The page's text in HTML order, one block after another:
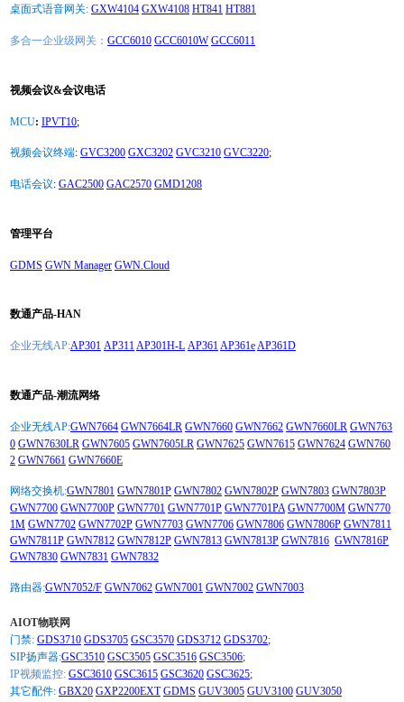
桌面式语音网关: GXW4104 GXW4108 HT841 HT881
多合一企业级网关： GCC6010 GCC6010W GCC6011
视频会议&会议电话
MCU: IPVT10;
视频会议终端: GVC3200 GXC3202 GVC3210 GVC3220;
电话会议: GAC2500 GAC2570 GMD1208
管理平台
GDMS GWN Manager GWN.Cloud
数通产品-HAN
企业无线AP:AP301 AP311AP301H-L AP361AP361eAP361D
数通产品-潮流网络
企业无线AP:GWN7664 GWN7664LR GWN7660 GWN7662 GWN7660LR GWN763
0 GWN7630LR GWN7605 GWN7605LR GWN7625 GWN7615 GWN7624 GWN760
2 GWN7661 GWN7660E
网络交换机:GWN7801 GWN7801P GWN7802 GWN7802P GWN7803 GWN7803P
GWN7700 GWN7700P GWN7701 GWN7701P GWN7701PA GWN7700M GWN770
1M GWN7702 GWN7702P GWN7703 GWN7706 GWN7806 GWN7806P GWN7811
GWN7811P GWN7812 GWN7812P GWN7813 GWN7813P GWN7816 GWN7816P
GWN7830 GWN7831 GWN7832
路由器:GWN7052/F GWN7062 GWN7001 GWN7002 GWN7003
AIOT物联网
门禁: GDS3710 GDS3705 GSC3570 GDS3712 GDS3702;
SIP扬声器:GSC3510 GSC3505 GSC3516 GSC3506;
IP视频监控: GSC3610 GSC3615 GSC3620 GSC3625;
其它配件: GBX20 GXP2200EXT GDMS GUV3005 GUV3100 GUV3050